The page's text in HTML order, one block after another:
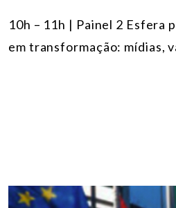
10h – 11h | Painel 2 Esfera
em transformação: mídias,